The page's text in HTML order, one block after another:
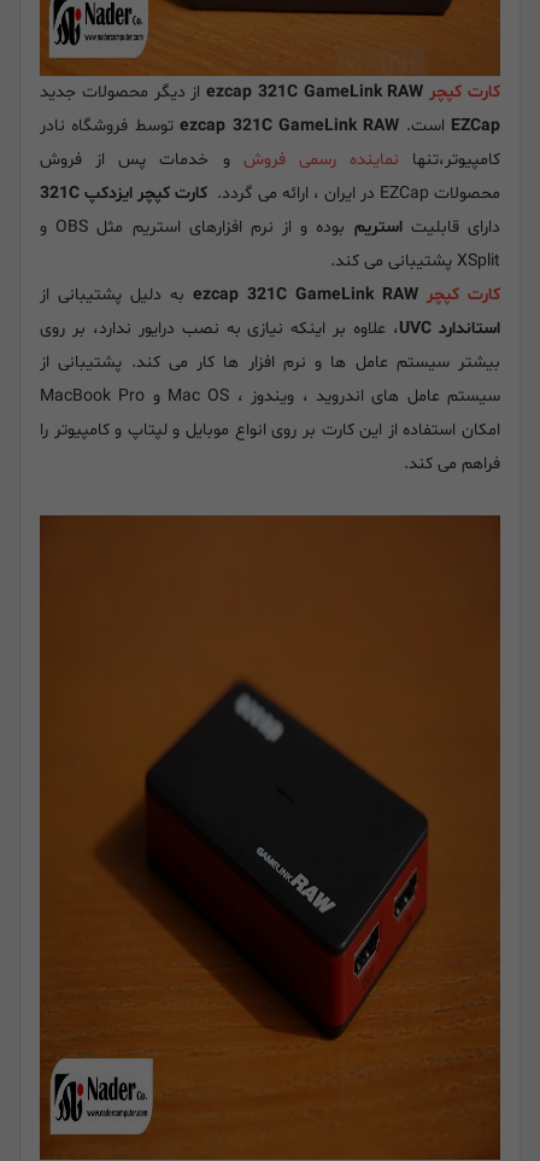
کارت کپچرezcap 321C GameLink RAW
از دیگر محصولات جدید
EZCap است. ezcap 321C GameLink RAWتوسط فروشگاه نادر
کامپیوتر،تنها نماینده رسمی فروش و خدمات پس از فروش
محصولات EZCap در ایران ، ارائه می گردد.
کارت کپچر ایزدکپ 321C
دارای قابلیتاستریم
بوده و از نرم افزارهای استریم مثل OBS و
XSplit پشتیبانی می کند.
کارت کپچر
به دلیل پشتیبانی از
استاندارد UVC
، علاوه بر اینکه نیازی به نصب درایور ندارد، بر روی
بیشتر سیستم عامل ها و نرم افزار ها کار می کند. پشتیبانی از
سیستم عامل های اندروید ، ویندوز ، Mac OS و MacBook Pro
امکان استفاده از این کارت بر روی انواع موبایل و لپتاپ و کامپیوتر را
فراهم می کند.